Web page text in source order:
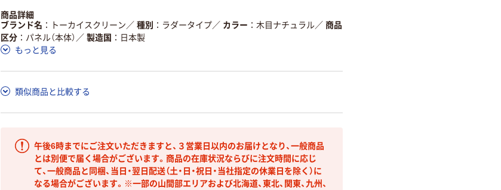
商品詳細
ブランド名
トーカイスクリーン／ 種別 ラダータイプ／ カラー 木目ナチュラル／ 商品
区分
パネル（本体） ／ 製造国
日本製
もっと見る
類似商品と比較する
午後6時までにご注文いただきますと、３営業日以内のお届けとなり、一般商品
とは別便で届く場合がございます。商品の在庫状況ならびに注文時間に応じ
て、一般商品と同梱、当日・翌日配送（土・日・祝日・当社指定の休業日を除く）に
なる場合がございます。※一部の山間部エリアおよび北海道、東北、関東、九州、